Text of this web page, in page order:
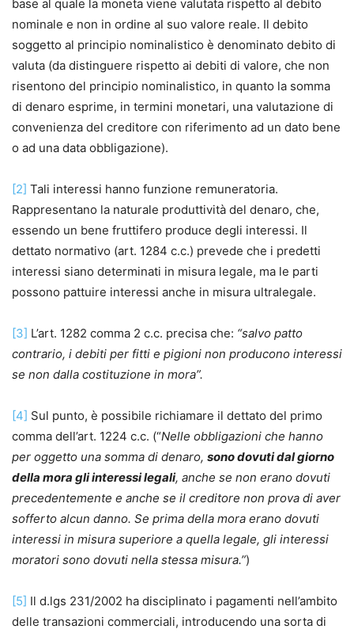
base al quale la moneta viene valutata rispetto al debito
nominale e non in ordine al suo valore reale. Il debito
soggetto al principio nominalistico è denominato debito di
valuta (da distinguere rispetto ai debiti di valore, che non
risentono del principio nominalistico, in quanto la somma
di denaro esprime, in termini monetari, una valutazione di
convenienza del creditore con riferimento ad un dato bene
o ad una data obbligazione).
[2] Tali interessi hanno funzione remuneratoria.
Rappresentano la naturale produttività del denaro, che,
essendo un bene fruttifero produce degli interessi. Il
dettato normativo (art. 1284 c.c.) prevede che i predetti
interessi siano determinati in misura legale, ma le parti
possono pattuire interessi anche in misura ultralegale.
[3] L’art. 1282 comma 2 c.c. precisa che: “salvo patto
contrario, i debiti per fitti e pigioni non producono interessi
se non dalla costituzione in mora”.
[4] Sul punto, è possibile richiamare il dettato del primo
comma dell’art. 1224 c.c. (“Nelle obbligazioni che hanno
per oggetto una somma di denaro, sono dovuti dal giorno
della mora gli interessi legali, anche se non erano dovuti
precedentemente e anche se il creditore non prova di aver
sofferto alcun danno. Se prima della mora erano dovuti
interessi in misura superiore a quella legale, gli interessi
moratori sono dovuti nella stessa misura.”)
[5] Il d.lgs 231/2002 ha disciplinato i pagamenti nell’ambito
delle transazioni commerciali, introducendo una sorta di